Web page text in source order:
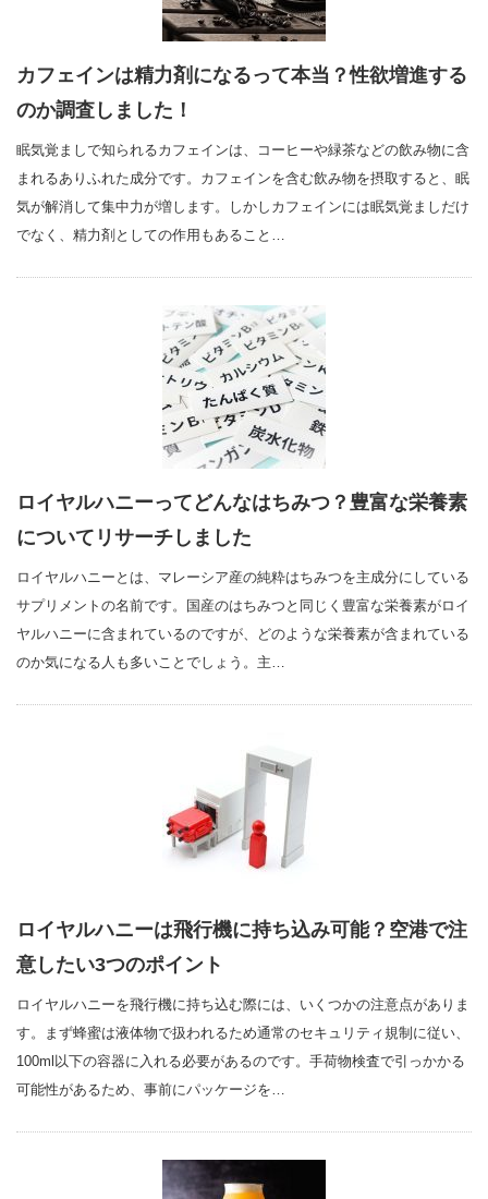
カフェインは精力剤になるって本当？性欲増進する
のか調査しました！
眠気覚ましで知られるカフェインは、コーヒーや緑茶などの飲み物に含
まれるありふれた成分です。カフェインを含む飲み物を摂取すると、眠
気が解消して集中力が増します。しかしカフェインには眠気覚ましだけ
でなく、精力剤としての作用もあること…
ロイヤルハニーってどんなはちみつ？豊富な栄養素
についてリサーチしました
ロイヤルハニーとは、マレーシア産の純粋はちみつを主成分にしている
サプリメントの名前です。国産のはちみつと同じく豊富な栄養素がロイ
ヤルハニーに含まれているのですが、どのような栄養素が含まれている
のか気になる人も多いことでしょう。主…
ロイヤルハニーは飛行機に持ち込み可能？空港で注
意したい3つのポイント
ロイヤルハニーを飛行機に持ち込む際には、いくつかの注意点がありま
す。まず蜂蜜は液体物で扱われるため通常のセキュリティ規制に従い、
100ml以下の容器に入れる必要があるのです。手荷物検査で引っかかる
可能性があるため、事前にパッケージを…